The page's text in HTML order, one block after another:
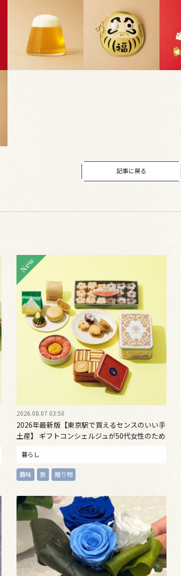
記事に戻る
2026.08.07 03:50
2026年最新版【東京駅で買えるセンスのいい手
土産】 ギフトコンシェルジュが50代女性のため
暮らし
趣味 旅 贈り物